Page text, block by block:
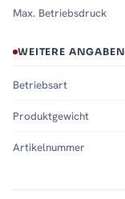
Max. Betriebsdruck
WEITERE ANGABEN
Betriebsart
Produktgewicht
Artikelnummer